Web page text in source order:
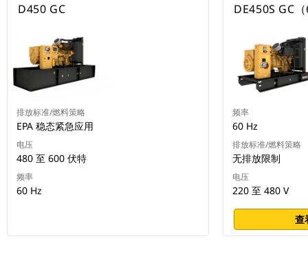
D450 GC
排放标准/燃料策略
EPA 稳态紧急应用
电压
480 至 600 伏特
频率
60 Hz
DE450S GC
频率
60 Hz
排放标准/燃料策略
无排放限制
电压
220 至 480 V
查